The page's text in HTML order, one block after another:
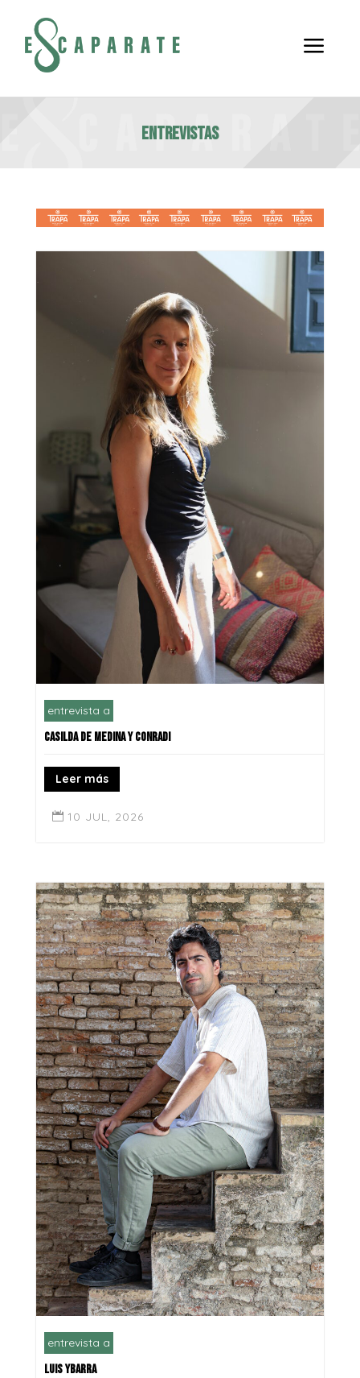
a
Entrevistas
entrevista a
CASILDA DE MEDINA Y CONRADI
Leer más
 10 JUL, 2026
entrevista a
LUIS YBARRA